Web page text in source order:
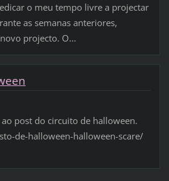
o meu tempo livre a projectar
as semanas anteriores,
projecto. O...
post do circuito de halloween.
de-halloween-halloween-scare/